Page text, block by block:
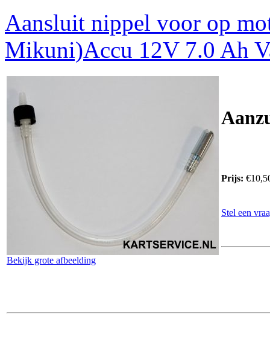
Aansluit nippel voor op
Mikuni)Accu 12V 7.0 Ah
Bekijk grote afbeelding
Prijs:
Stel een